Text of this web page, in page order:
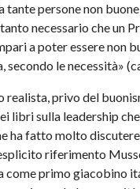
tante persone non
necessario che un
a poter essere non
secondo le necessità»
realista, privo del
libri sulla leadership
ha fatto molto
riferimento
come primo giacobino